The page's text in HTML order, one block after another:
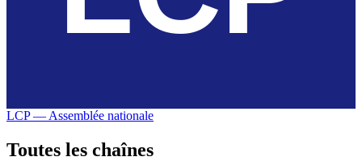
LCP — Assemblée nationale
Toutes les chaînes